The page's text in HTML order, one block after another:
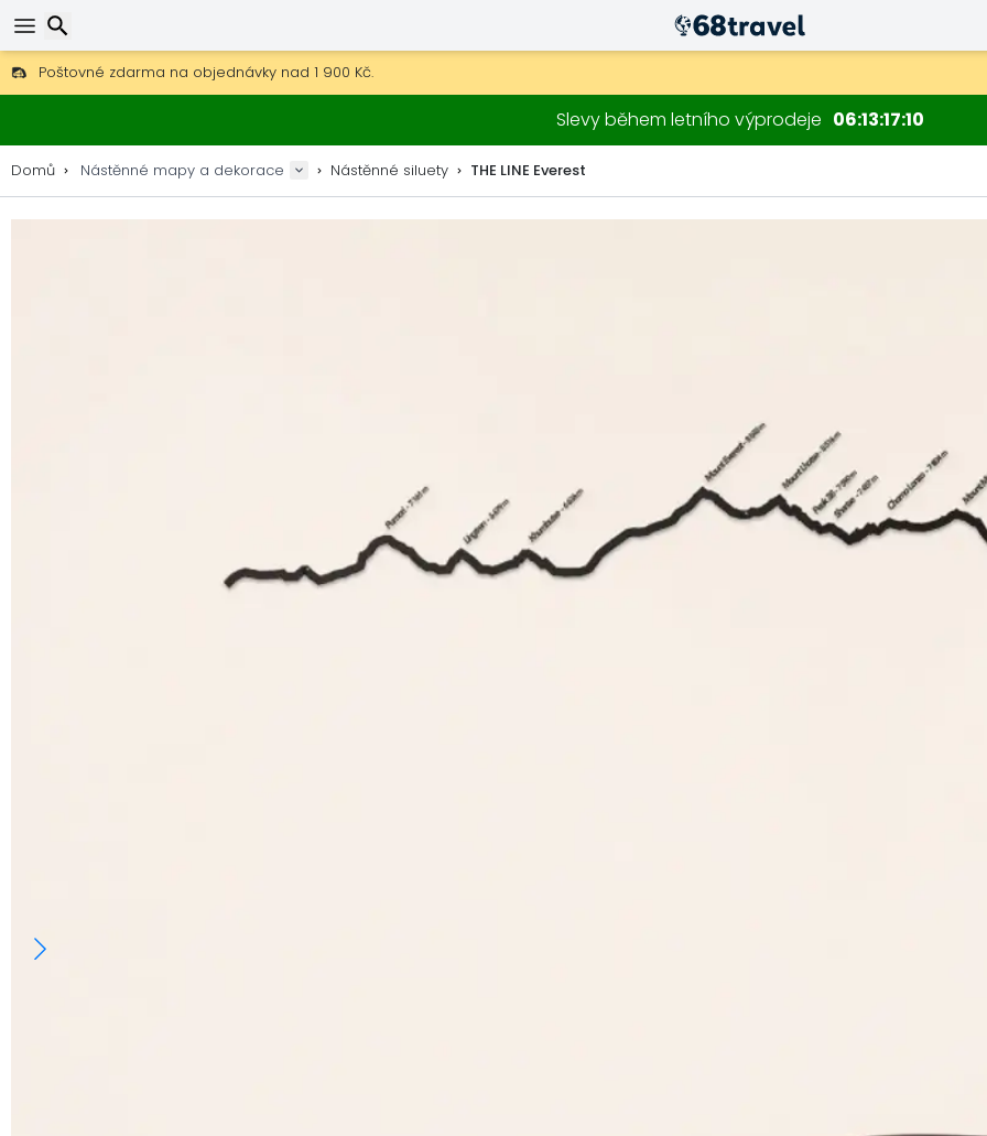
Poštovné zdarma na objednávky nad 1 900 Kč.
30 dní na vrácení, 90 dní na dřevěné mapy a dekorace.
Originální výrobce map a dekorací.
Slevy během letního výprodeje 06131709
Domů Nástěnné mapy a dekorace Nástěnné siluety THE LINE Everest